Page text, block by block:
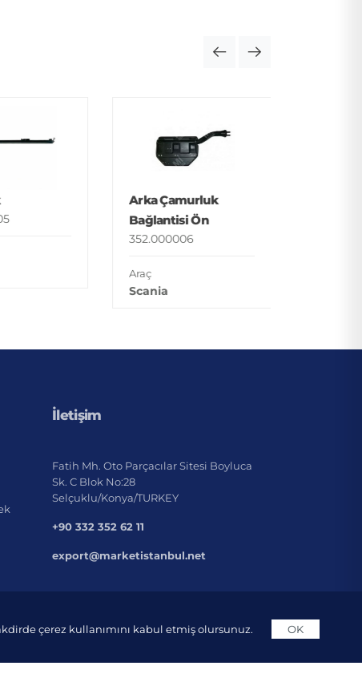
Arka Çamurluk
Bağlantisi Ön
352.000006
Araç
Scania
İletişim
Fatih Mh. Oto Parçacılar Sitesi Boyluca
Sk. C Blok No:28
Selçuklu/Konya/TURKEY
+90 332 352 62 11
export@marketistanbul.net
çerez kullanımını kabul etmiş olursunuz.
OK